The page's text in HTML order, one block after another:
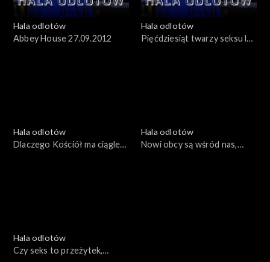
Hala odlotów
Abbey House 27.09.2012
Hala odlotów
Pięćdziesiąt twarzy seksu lub
Hala odlotów
Dlaczego Kościół ma ciągle
Hala odlotów
Nowi obcy są wśród nas,
Hala odlotów
Czy seks to przeżytek,